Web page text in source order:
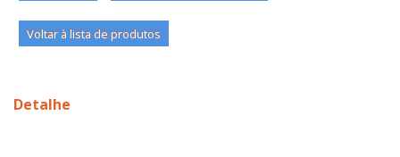
Voltar à lista de produtos
Detalhe